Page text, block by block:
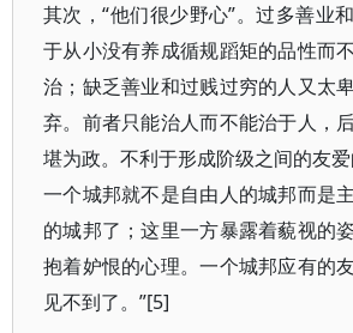
其次，“他们很少野心”。过多善业
于从小没有养成循规蹈矩的品性而
治；缺乏善业和过贱过穷的人又太
弃。前者只能治人而不能治于人，
堪为政。不利于形成阶级之间的友
一个城邦就不是自由人的城邦而是
的城邦了；这里一方暴露着藐视的
抱着妒恨的心理。一个城邦应有的
见不到了。”[5]